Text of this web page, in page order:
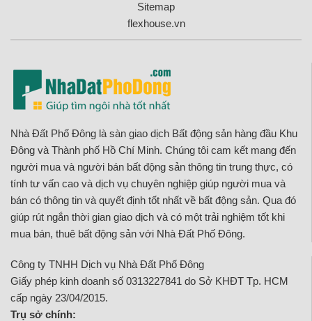
Sitemap
flexhouse.vn
Nhà Đất Phố Đông là sàn giao dịch Bất động sản hàng đầu Khu
Đông và Thành phố Hồ Chí Minh. Chúng tôi cam kết mang đến
người mua và người bán bất động sản thông tin trung thực, có
tính tư vấn cao và dịch vụ chuyên nghiệp giúp người mua và
bán có thông tin và quyết định tốt nhất về bất động sản. Qua đó
giúp rút ngắn thời gian giao dịch và có một trải nghiệm tốt khi
mua bán, thuê bất động sản với Nhà Đất Phố Đông.
Công ty TNHH Dịch vụ Nhà Đất Phố Đông
Giấy phép kinh doanh số 0313227841 do Sở KHĐT Tp. HCM
cấp ngày 23/04/2015.
Trụ sở chính: